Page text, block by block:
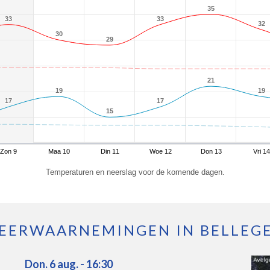
33
33
30
30
29
29
33
33
35
35
32
32
17
17
19
19
15
15
17
17
21
21
19
19
Zon 9 Maa 10 Din 11 Woe 12 Don 13 Vri 14
Temperaturen en neerslag voor de komende dagen.
IN
Don. 6 aug. - 16:30